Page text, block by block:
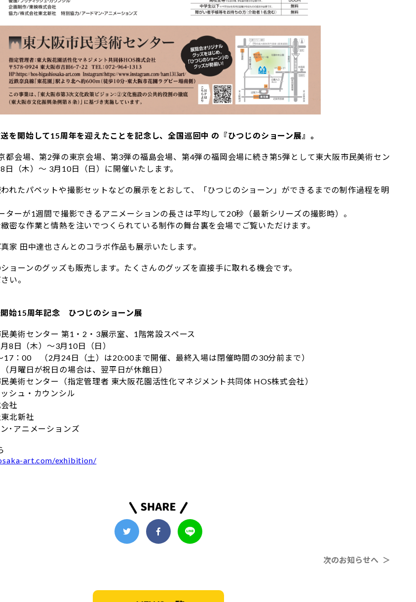
を開始して15周年を迎えたことを記念し、全国巡回中 の『ひつじのショーン展』。
都会場、第2弾の東京会場、第3弾の福島会場、第4弾の福岡会場に続き第5弾として東大阪市民美術セン
（木）〜 3月10日（日）に開催いたします。
れたパペットや撮影セットなどの展示をとおして、「ひつじのショーン」ができるまでの制作過程を明
ターが1週間で撮影できるアニメーションの長さは平均して20秒（最新シリーズの撮影時）。
密な作業と情熱を注いでつくられている制作の舞台裏を会場でご覧いただけます。
家 田中達也さんとのコラボ作品も展示いたします。
ョーンのグッズも販売します。たくさんのグッズを直接手に取れる機会です。
い。
始15周年記念 ひつじのショーン展
術センター 第1・2・3展示室、1階常設スペース
（木）～3月10日（日）
17：00 （2月24日（土）は20:00まで開催、最終入場は閉催時間の30分前まで）
曜日が祝日の場合は、翌平日が休館日）
術センター（指定管理者 東大阪花園活性化マネジメント共同体 HOS株式会社）
ュ・カウンシル
社
北新社
･アニメーションズ
art.com/exhibition/
次のお知らせへ ＞